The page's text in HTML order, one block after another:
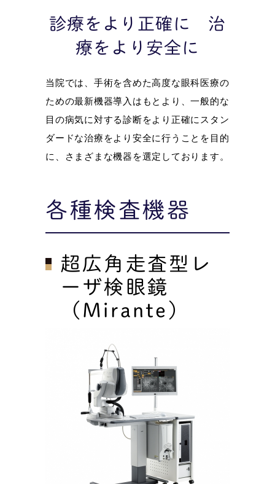
診療をより正確に 治
療をより安全に
当院では、手術を含めた高度な眼科医療の
ための最新機器導入はもとより、一般的な
目の病気に対する診断をより正確にスタン
ダードな治療をより安全に行うことを目的
に、さまざまな機器を選定しております。
各種検査機器
超広角走査型レ
ーザ検眼鏡
（Mirante）